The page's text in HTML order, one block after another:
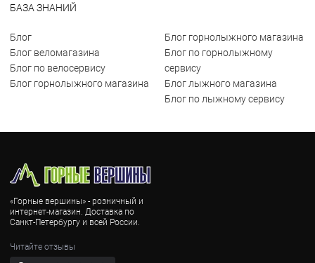
БАЗА ЗНАНИЙ
Блог
Блог веломагазина
Блог по велосервису
Блог горнолыжного магазина
Блог горнолыжного магазина
Блог по горнолыжному
сервису
Блог лыжного магазина
Блог по лыжному сервису
«Горные вершины» - розничный и
интернет-магазин. Доставка по
Санкт-Петербургу и всей России.
Читайте отзывы